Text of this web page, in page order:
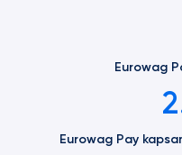
Eurowag
Eurowag Pay